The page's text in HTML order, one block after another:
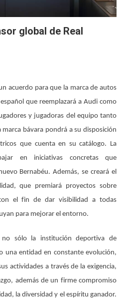
global de Real
acuerdo para que la marca de autos
que reemplazará a Audi como
y jugadoras del equipo tanto
bávara pondrá a su disposición
que cuenta en su catálogo. La
en iniciativas concretas que
Bernabéu. Además, se creará el
que premiará proyectos sobre
el fin de dar visibilidad a todas
para mejorar el entorno.
no sólo la institución deportiva de
una entidad en constante evolución,
actividades a través de la exigencia,
además de un firme compromiso
la diversidad y el espíritu ganador.